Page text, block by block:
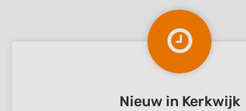
Nieuw in Kerkwijk